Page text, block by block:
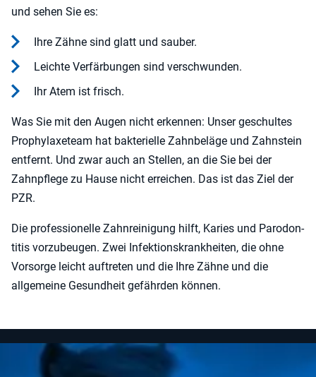
und sehen Sie es:
Ihre Zähne sind glatt und sauber.
Leichte Verfärbungen sind verschwunden.
Ihr Atem ist frisch.
Was Sie mit den Augen nicht erkennen: Unser geschultes
Prophylaxeteam hat bakterielle Zahnbeläge und Zahnstein
entfernt. Und zwar auch an Stellen, an die Sie bei der
Zahnpflege zu Hause nicht erreichen. Das ist das Ziel der
PZR.
Die professionelle Zahnreinigung hilft, Kari­es und Par­odon­
ti­tis vor­zu­beu­gen. Zwei Infek­ti­ons­krank­hei­ten, die ohne
Vor­sor­ge leicht auftreten und die Ihre Zähne und die
allgemeine Gesundheit gefährden können.